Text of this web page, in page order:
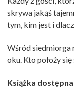
skrywa jakąś
tym, kim jest i
Wśród siedmiorga
oku. Kto położy
Książka